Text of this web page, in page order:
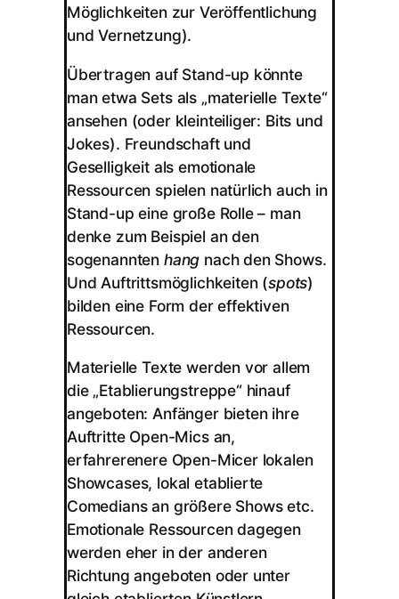
Möglichkeiten zur Veröffentlichung
und Vernetzung).
Übertragen auf Stand-up könnte
man etwa Sets als „materielle Texte“
ansehen (oder kleinteiliger: Bits und
Jokes). Freundschaft und
Geselligkeit als emotionale
Ressourcen spielen natürlich auch in
Stand-up eine große Rolle – man
denke zum Beispiel an den
sogenannten hang nach den Shows.
Und Auftrittsmöglichkeiten (spots)
bilden eine Form der effektiven
Ressourcen.
Materielle Texte werden vor allem
die „Etablierungstreppe“ hinauf
angeboten: Anfänger bieten ihre
Auftritte Open-Mics an,
erfahrerenere Open-Micer lokalen
Showcases, lokal etablierte
Comedians an größere Shows etc.
Emotionale Ressourcen dagegen
werden eher in der anderen
Richtung angeboten oder unter